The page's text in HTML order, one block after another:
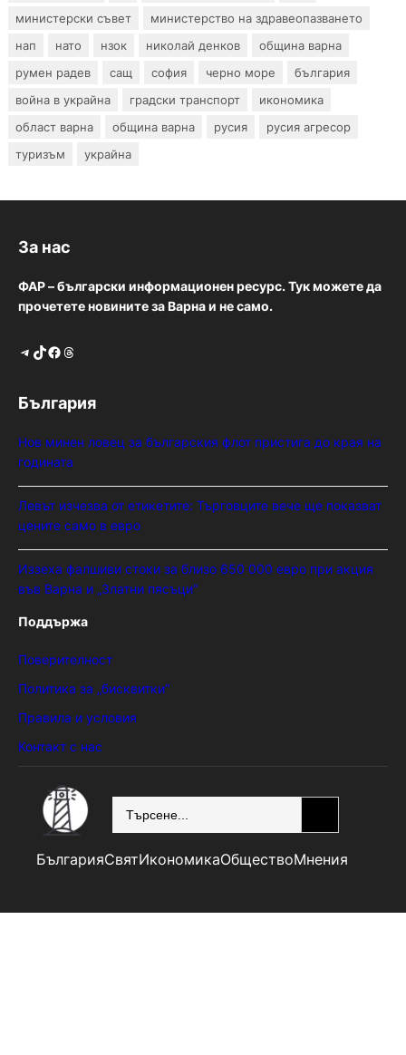
министерски съвет
министерство на здравеопазването
нап
нато нзок николай денков
община варна
румен радев
сащ софия черно море
българия
война в украйна
градски транспорт
икономика
област варна
община варна русия
русия агресор
туризъм
украйна
За нас
ФАР – български информационен ресурс. Тук можете да
прочетете новините за Варна и не само.
Telegram TikTok Facebook Threads
България
Нов минен ловец за българския флот пристига до края на
годината
Левът изчезва от етикетите: Търговците вече ще показват
цените само в евро
Иззеха фалшиви стоки за близо 650 000 евро при акция
във Варна и „Златни пясъци“
Поддържа
Поверителност
Политика за „бисквитки“
Правила и условия
Контакт с нас
БългарияСвятИкономикаОбществоМнения